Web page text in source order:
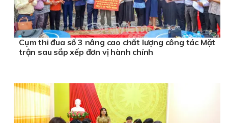
Cụm thi đua số 3 nâng cao chất lượng công tác Mặt
trận sau sắp xếp đơn vị hành chính